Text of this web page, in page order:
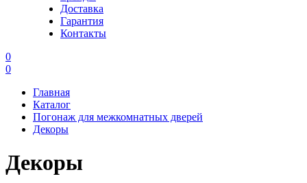
Доставка
Гарантия
Контакты
0
0
Главная
Каталог
Погонаж для межкомнатных дверей
Декоры
Декоры